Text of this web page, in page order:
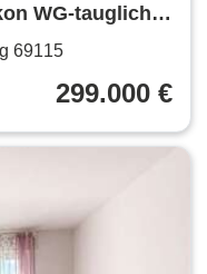
WG-tauglich
69115
299.000 €